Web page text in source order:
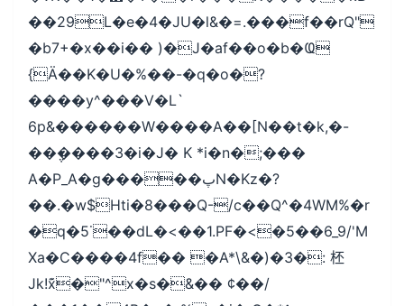
��29L�e�4�JU�l&�=.���f��rQ"
�b7+�x��i�� )�J�af��o�b�Ҩ
{Ӓ��K�U�%��-�q�o�?
����y^���V�L`
6p&������W����A��[N��t�k,�-
��݆����3�i�J� K *i�n�;���
A�P_A�g�����پN�Kz�?
��.�w$Hti�8���Q-/c��Q^�4WM%�r
�q�5˙��dL�<��1.PF�<�5��6_9/'M
Xa�C����4f�� �A*\&�)�3�: 柸
Jk!x͊�"^x�s�&�� ¢��/